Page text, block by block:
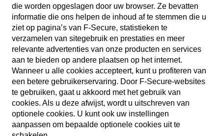
NL
Servicevoorwaarden
die worden opgeslagen door uw browser. Ze bevatten
informatie die ons helpen de inhoud af te stemmen die u
ziet op pagina’s van F‑Secure, statistieken te
verzamelen van site­gebruik en prestaties en meer
relevante advertenties van onze producten en services
aan te bieden op andere plaatsen op het internet.
Wanneer u alle cookies accepteert, kunt u profiteren van
een betere gebruikers­ervaring. Door F‑Secure-web­sites
te gebruiken, gaat u akkoord met het gebruik van
cookies. Als u deze afwijst, wordt u uitschreven van
optionele cookies. U kunt ook uw instellingen
aanpassen om bepaalde optionele cookies uit te